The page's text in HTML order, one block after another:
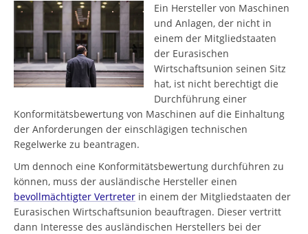
Ein Hersteller von Maschinen
und Anlagen, der nicht in
einem der Mitgliedstaaten
der Eurasischen
Wirtschaftsunion seinen Sitz
hat, ist nicht berechtigt die
Durchführung einer
Konformitätsbewertung von Maschinen auf die Einhaltung
der Anforderungen der einschlägigen technischen
Regelwerke zu beantragen.
Um dennoch eine Konformitätsbewertung durchführen zu
können, muss der ausländische Hersteller einen
bevollmächtigter Vertreter in einem der Mitgliedstaaten der
Eurasischen Wirtschaftsunion beauftragen. Dieser vertritt
dann Interesse des ausländischen Herstellers bei der